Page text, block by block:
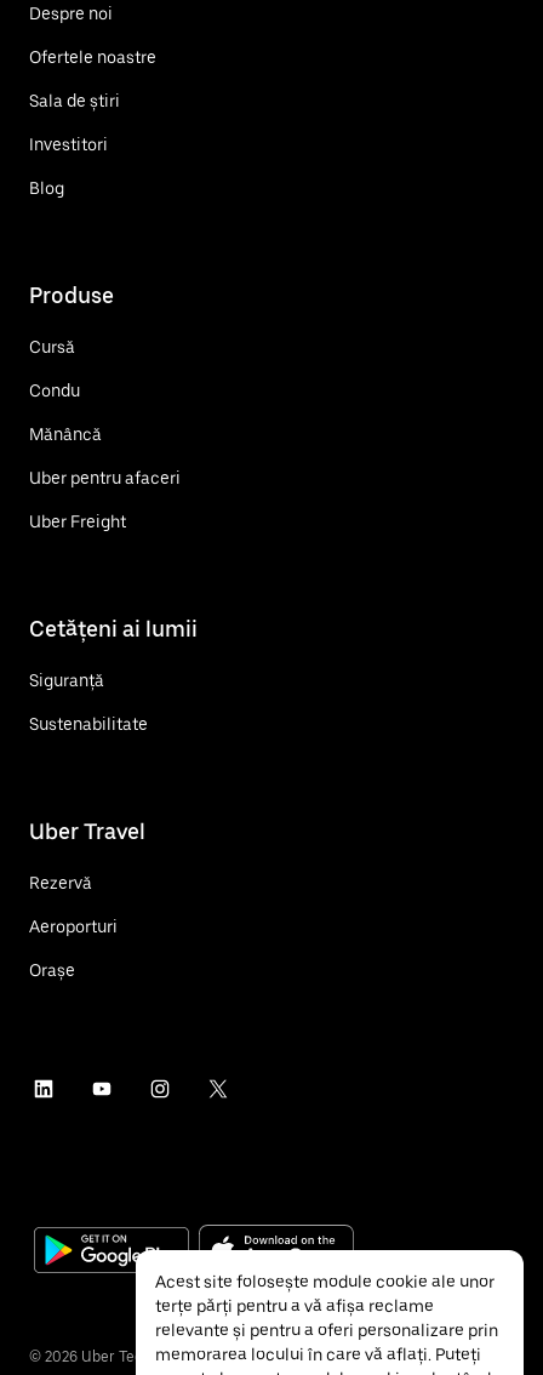
Despre noi
Ofertele noastre
Sala de știri
Investitori
Blog
Produse
Cursă
Condu
Mănâncă
Uber pentru afaceri
Uber Freight
Cetățeni ai lumii
Siguranță
Sustenabilitate
Uber Travel
Rezervă
Aeroporturi
Orașe
© 2026 Uber Technologies Inc.
Acest site folosește module cookie ale unor
terțe părți pentru a vă afișa reclame
relevante și pentru a oferi personalizare prin
memorarea locului în care vă aflați. Puteți